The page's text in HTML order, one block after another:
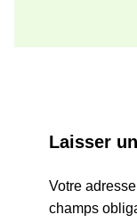
Laisser
Votre
champs